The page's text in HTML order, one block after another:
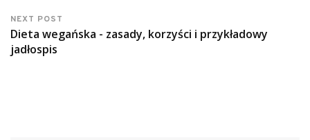
NEXT POST
Dieta wegańska - zasady, korzyści i przykładowy
jadłospis